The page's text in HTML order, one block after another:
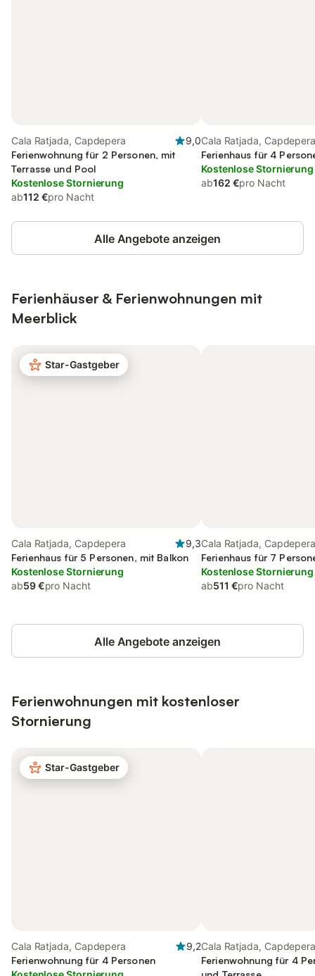
Cala Ratjada, Capdepera
9,0
Ferienwohnung für 2 Personen, mit
Terrasse und Pool
Kostenlose Stornierung
ab112 €pro Nacht
Cala Ratjada,
Ferienhaus für 4
Kostenlose Stornierung
ab162 €pro Nacht
Alle Angebote anzeigen
Ferienhäuser & Ferienwohnungen mit
Meerblick
Star-Gastgeber
Cala Ratjada, Capdepera
9,3
Ferienhaus für 5 Personen, mit Balkon
Kostenlose Stornierung
ab59 €pro Nacht
Cala Ratjada,
Ferienhaus für 7
Kostenlose Stornierung
ab511 €pro Nacht
Alle Angebote anzeigen
Ferienwohnungen mit kostenloser
Stornierung
Star-Gastgeber
Cala Ratjada, Capdepera
9,2
Ferienwohnung für 4 Personen
Cala Ratjada,
Ferienwohnung für 4